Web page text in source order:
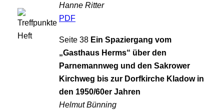
Hanne Ritter
PDF
Seite 38 Ein Spaziergang vom
„Gasthaus Herms“ über den
Parnemannweg und den Sakrower
Kirchweg bis zur Dorfkirche Kladow in
den 1950/60er Jahren
Helmut Bünning